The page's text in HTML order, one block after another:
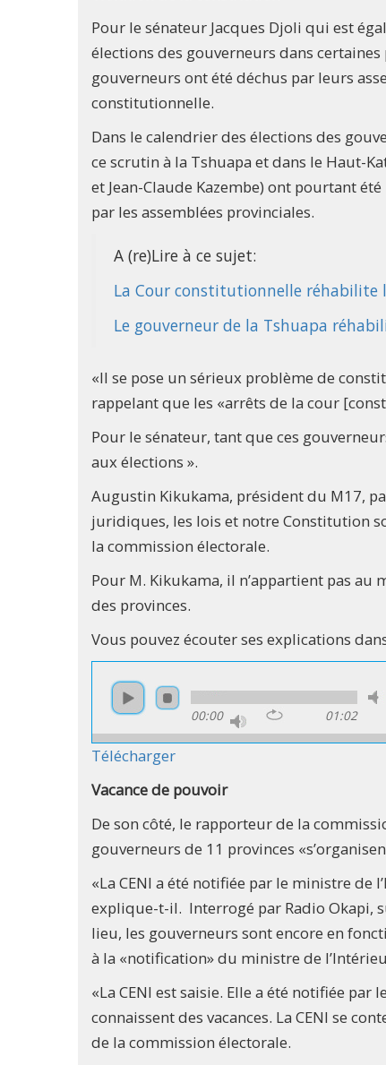
Pour le sénateur Jacques Djoli qui est
élections des gouverneurs dans
gouverneurs ont été déchus par leurs
constitutionnelle.
Dans le calendrier des élections des
ce scrutin à la Tshuapa et dans le Haut-
et Jean-Claude Kazembe) ont pourtant
par les assemblées provinciales.
A (re)Lire à ce sujet:
La Cour constitutionnelle réhabilite
Le gouverneur de la Tshuapa
«Il se pose un sérieux problème de
rappelant que les «arrêts de la cour
Pour le sénateur, tant que ces
aux élections ».
Augustin Kikukama, président du M17,
juridiques, les lois et notre Constitution
la commission électorale.
Pour M. Kikukama, il n’appartient pas au
des provinces.
Vous pouvez écouter ses explications
00:00 01:02
Télécharger
Vacance de pouvoir
De son côté, le rapporteur de la
gouverneurs de 11 provinces
«La CENI a été notifiée par le ministre de
explique-t-il. Interrogé par Radio Okapi,
lieu, les gouverneurs sont encore en
à la «notification» du ministre de
«La CENI est saisie. Elle a été notifiée
connaissent des vacances. La CENI se
de la commission électorale.